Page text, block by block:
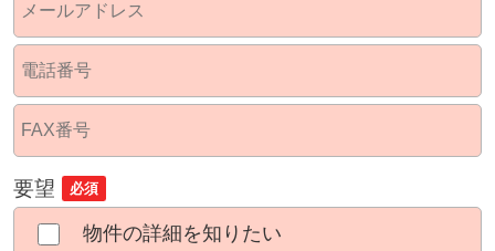
要望 必須
物件の詳細を知りたい